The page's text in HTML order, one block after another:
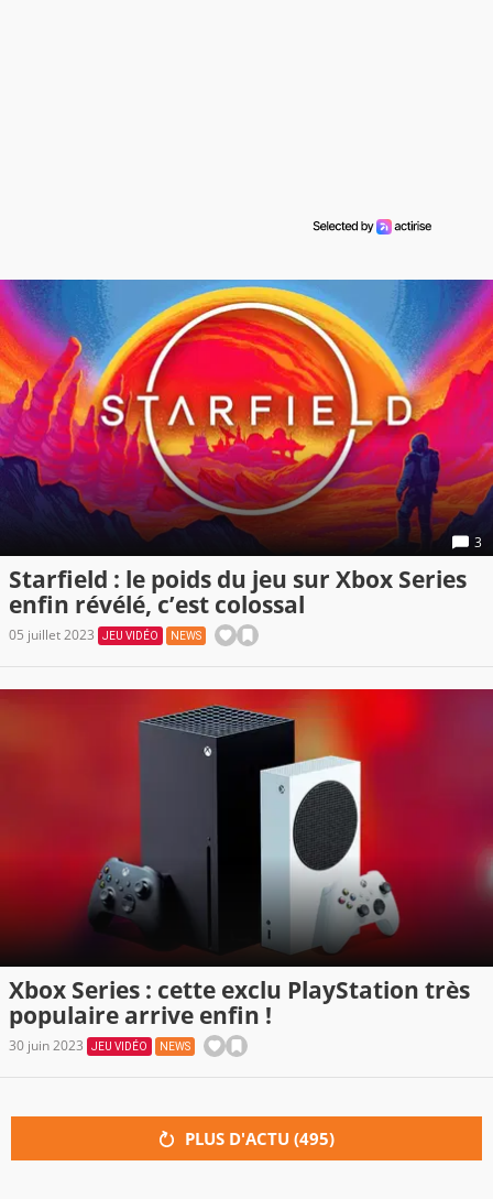
3
Starfield : le poids du jeu sur Xbox Series
enfin révélé, c’est colossal
05 juillet 2023 JEU VIDÉO NEWS
Xbox Series : cette exclu PlayStation très
populaire arrive enfin !
30 juin 2023 JEU VIDÉO NEWS
PLUS D'ACTU (495)